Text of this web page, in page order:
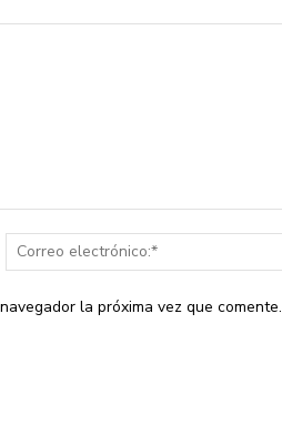
la próxima vez que comente.